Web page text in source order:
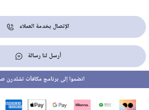
الإتصال بخدمة العملاء
أرسل لنا رسالة
انضموا إلى برنامج مكافآت تشلدرن